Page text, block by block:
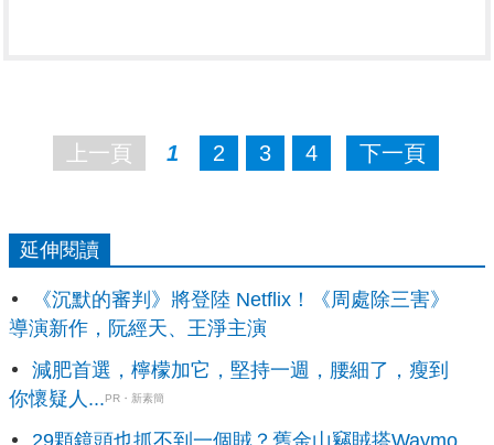
上一頁 1 2 3 4 下一頁
延伸閱讀
《沉默的審判》將登陸 Netflix！《周處除三害》
導演新作，阮經天、王淨主演
減肥首選，檸檬加它，堅持一週，腰細了，瘦到
你懷疑人...PR・新素簡